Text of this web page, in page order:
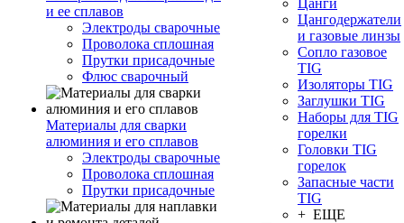
и ее сплавов
Электроды сварочные
Проволока сплошная
Прутки присадочные
Флюс сварочный
Материалы для сварки
алюминия и его сплавов
Электроды сварочные
Проволока сплошная
Прутки присадочные
Цанги
Цангодержатели
и газовые линзы
Сопло газовое
TIG
Изоляторы TIG
Заглушки TIG
Наборы для TIG
горелки
Головки TIG
горелок
Запасные части
TIG
+ ЕЩЕ